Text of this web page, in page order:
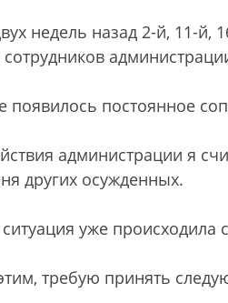
недель назад 2-й, 11-
появилось постоянное
администрации я
других осужденных.
уже происходила
требую принять